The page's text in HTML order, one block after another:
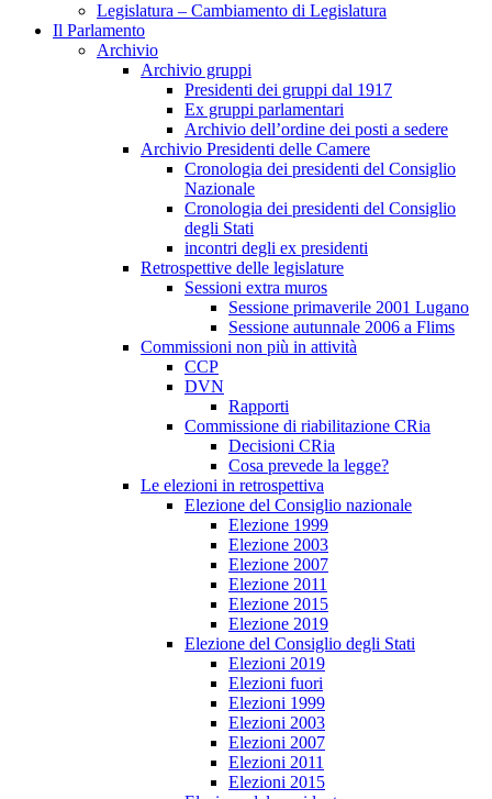
Legislatura – Cambiamento di Legislatura
Il Parlamento
Archivio
Archivio gruppi
Presidenti dei gruppi dal 1917
Ex gruppi parlamentari
Archivio dell’ordine dei posti a sedere
Archivio Presidenti delle Camere
Cronologia dei presidenti del Consiglio
Nazionale
Cronologia dei presidenti del Consiglio
degli Stati
incontri degli ex presidenti
Retrospettive delle legislature
Sessioni extra muros
Sessione primaverile 2001 Lugano
Sessione autunnale 2006 a Flims
Commissioni non più in attività
CCP
DVN
Rapporti
Commissione di riabilitazione CRia
Decisioni CRia
Cosa prevede la legge?
Le elezioni in retrospettiva
Elezione del Consiglio nazionale
Elezione 1999
Elezione 2003
Elezione 2007
Elezione 2011
Elezione 2015
Elezione 2019
Elezione del Consiglio degli Stati
Elezioni 2019
Elezioni fuori
Elezioni 1999
Elezioni 2003
Elezioni 2007
Elezioni 2011
Elezioni 2015